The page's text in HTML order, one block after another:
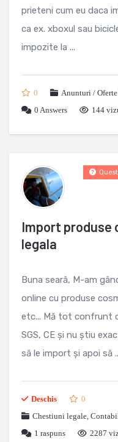
prieteni cum eu daca
ca ex. xboxul sau
impozite la ...
0 Anunturi /
0 Answers 144
Import produse
legala
Buna seară, M-am
online cu produse
etc... Mă tot confrunt
SGS, CE și nu știu
să le import și apoi să
Deschis
0
Chestiuni legale,
1 raspuns 2287